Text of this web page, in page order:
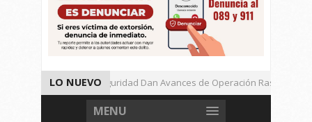
LO NUEVO
Autoridades de Seguridad Dan Avances de Operación Rastrillo.
Gran Festival de Música Electrónica en Festival Cultural de
MENU